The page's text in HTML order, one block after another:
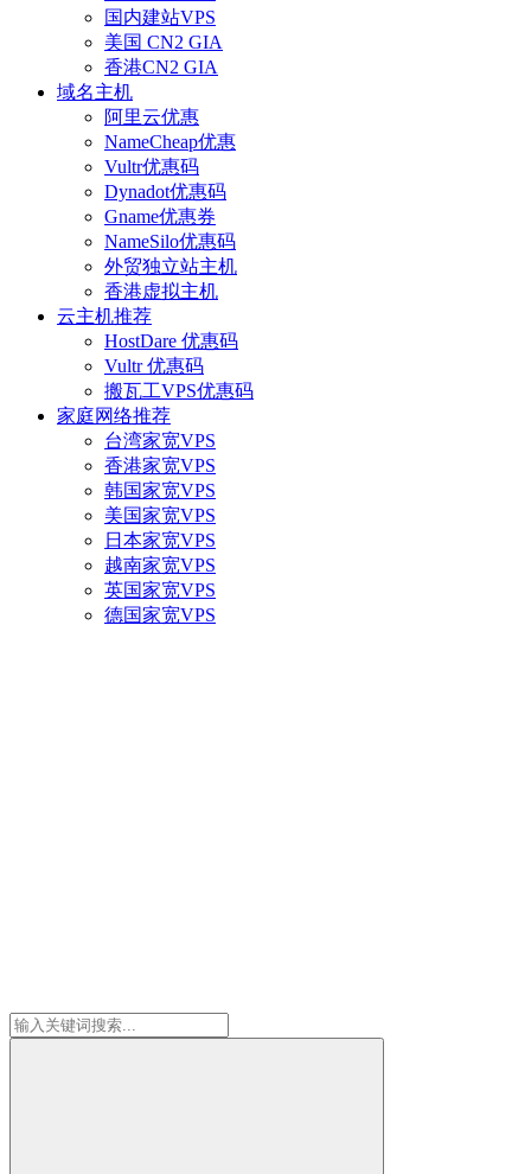
国内建站VPS
美国 CN2 GIA
香港CN2 GIA
域名主机
阿里云优惠
NameCheap优惠
Vultr优惠码
Dynadot优惠码
Gname优惠券
NameSilo优惠码
外贸独立站主机
香港虚拟主机
云主机推荐
HostDare 优惠码
Vultr 优惠码
搬瓦工VPS优惠码
家庭网络推荐
台湾家宽VPS
香港家宽VPS
韩国家宽VPS
美国家宽VPS
日本家宽VPS
越南家宽VPS
英国家宽VPS
德国家宽VPS